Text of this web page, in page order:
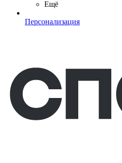
Ещё
Персонализация